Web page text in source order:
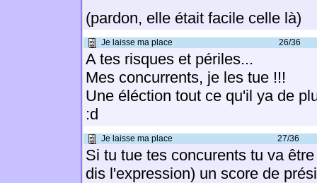
(pardon, elle était facile celle là)
Je laisse ma place 26/36
A tes risques et périles...
Mes concurrents, je les tue !!!
Une éléction tout ce qu'il ya de
:d
Je laisse ma place 27/36
Si tu tue tes concurents tu va
dis l'expression) un score de